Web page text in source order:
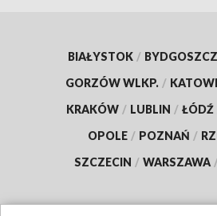
BIAŁYSTOK / BYDGOSZCZ
GORZÓW WLKP. /
KRAKÓW / LUBLIN / ŁÓDŹ
OPOLE / POZNAŃ /
SZCZECIN / WARSZAWA